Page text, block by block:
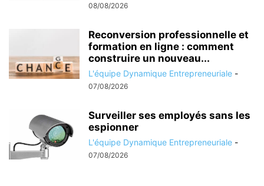
08/08/2026
Reconversion professionnelle et
formation en ligne : comment
construire un nouveau...
L'équipe Dynamique Entrepreneuriale -
07/08/2026
Surveiller ses employés sans les
espionner
L'équipe Dynamique Entrepreneuriale -
07/08/2026